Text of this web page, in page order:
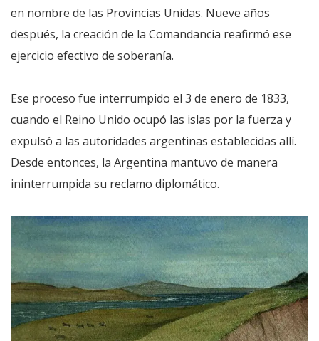
en nombre de las Provincias Unidas. Nueve años
después, la creación de la Comandancia reafirmó ese
ejercicio efectivo de soberanía.
Ese proceso fue interrumpido el 3 de enero de 1833,
cuando el Reino Unido ocupó las islas por la fuerza y
expulsó a las autoridades argentinas establecidas allí.
Desde entonces, la Argentina mantuvo de manera
ininterrumpida su reclamo diplomático.